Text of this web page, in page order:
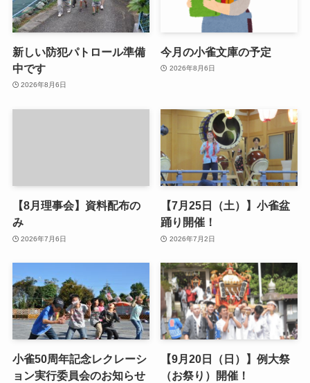
新しい防犯パトロール準備
中です
2026年8月6日
今月の小雀文庫の予定
2026年8月6日
【8月理事会】資料配布の
み
2026年7月6日
【7月25日（土）】小雀盆
踊り開催！
2026年7月2日
小雀50周年記念レクレーシ
ョン実行委員会のお知らせ
【9月20日（日）】例大祭
（お祭り）開催！